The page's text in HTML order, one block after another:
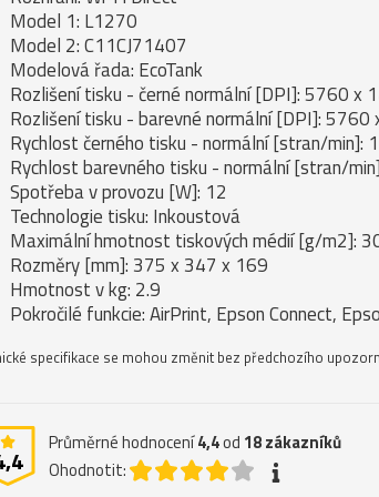
Model 1: L1270
Model 2: C11CJ71407
Modelová řada: EcoTank
Rozlišení tisku - černé normální [DPI]: 5760 x
Rozlišení tisku - barevné normální [DPI]: 5760
Rychlost černého tisku - normální [stran/min]:
Rychlost barevného tisku - normální [stran/
Spotřeba v provozu [W]: 12
Technologie tisku: Inkoustová
Maximální hmotnost tiskových médií [g/m2]:
Rozměry [mm]: 375 x 347 x 169
Hmotnost v kg: 2.9
Pokročilé funkcie: AirPrint, Epson Connect,
specifikace se mohou změnit bez předchozího
Průměrné hodnocení4,4od 18zákazníků
Ohodnotit: